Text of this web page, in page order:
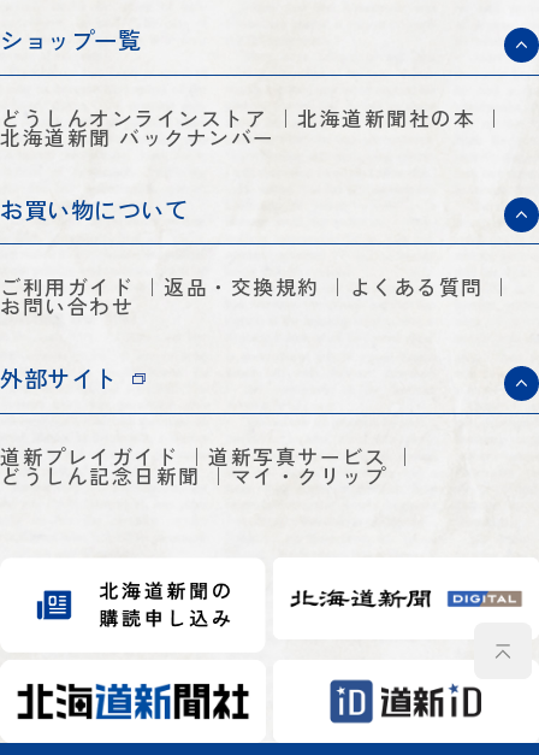
ショップ一覧
どうしんオンラインストア 北海道新聞社の本
北海道新聞 バックナンバー
お買い物について
ご利用ガイド 返品・交換規約 よくある質問
お問い合わせ
外部サイト
道新プレイガイド 道新写真サービス
どうしん記念日新聞 マイ・クリップ